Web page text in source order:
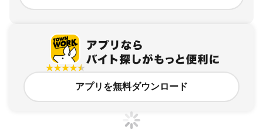
アプリを無料ダウンロード